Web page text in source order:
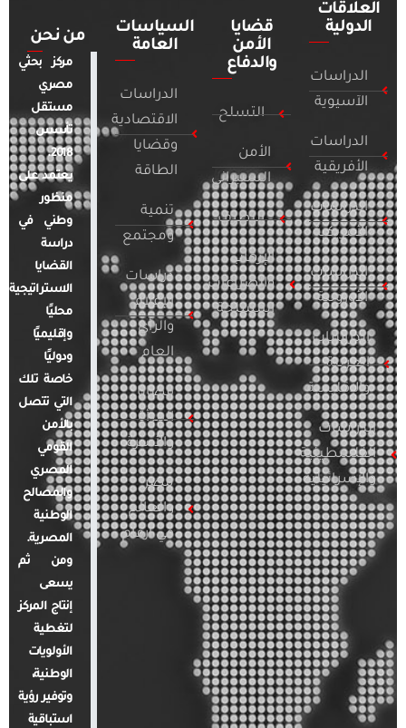
العلاقات
الدولية
الدراسات
الآسيوية
الدراسات
الأفريقية
الدراسات
الأمريكية
الدراسات
الأوروبية
الدراسات
العربية
والإقليمية
الدراسات
الفلسطينية
والإسرائيلية
قضايا
الأمن
والدفاع
التسلح
الأمن
السيبراني
التطرف
الإرهاب
والصراعات
المسلحة
السياسات
العامة
الدراسات
الاقتصادية
وقضايا
الطاقة
تنمية
ومجتمع
دراسات
الإعلام
والرأي
العام
قضايا
المرأة
والأسرة
مصر
والعالم
في أرقام
من نحن
مركز بحثي
مصري
مستقل
تأسس
2018.
يعتمد على
منظور
وطني في
دراسة
القضايا
الاستراتيجية
محليًا
وإقليميًا
ودوليًا
خاصة تلك
التي تتصل
بالأمن
القومي
المصري
والمصالح
الوطنية
المصرية.
ومن ثم
يسعى
إنتاج المركز
لتغطية
الأولويات
الوطنية،
وتوفير رؤية
استباقية